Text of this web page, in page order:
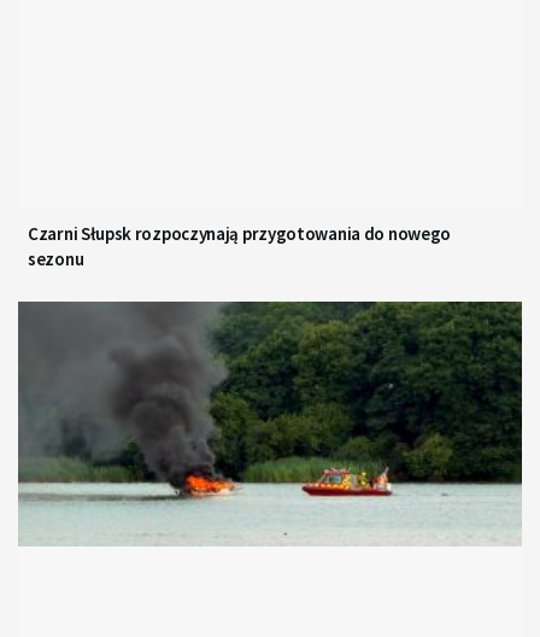
Czarni Słupsk rozpoczynają przygotowania do nowego
sezonu